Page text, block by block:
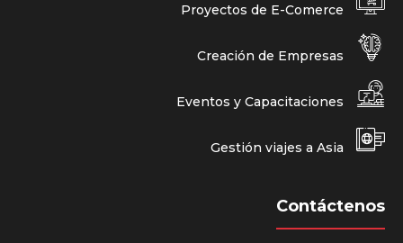
Proyectos de E-Comerce
Creación de Empresas
Eventos y Capacitaciones
Gestión viajes a Asia
Contáctenos